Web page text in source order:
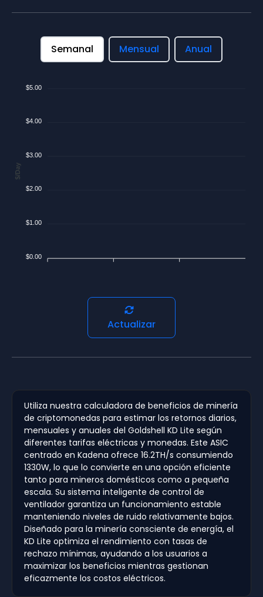
Semanal Mensual Anual
$5.00
$4.00
$3.00
$2.00
$1.00
$0.00
$/Day
Actualizar
Utiliza nuestra calculadora de beneficios de minería
de criptomonedas para estimar los retornos diarios,
mensuales y anuales del Goldshell KD Lite según
diferentes tarifas eléctricas y monedas. Este ASIC
centrado en Kadena ofrece 16.2TH/s consumiendo
1330W, lo que lo convierte en una opción eficiente
tanto para mineros domésticos como a pequeña
escala. Su sistema inteligente de control de
ventilador garantiza un funcionamiento estable
manteniendo niveles de ruido relativamente bajos.
Diseñado para la minería consciente de energía, el
KD Lite optimiza el rendimiento con tasas de
rechazo mínimas, ayudando a los usuarios a
maximizar los beneficios mientras gestionan
eficazmente los costos eléctricos.